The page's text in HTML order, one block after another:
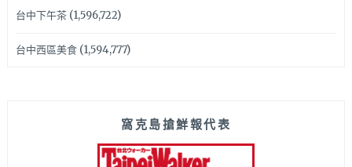
台中下午茶(1,596,722)
台中西區美食(1,594,777)
窩克島搶鮮報代表